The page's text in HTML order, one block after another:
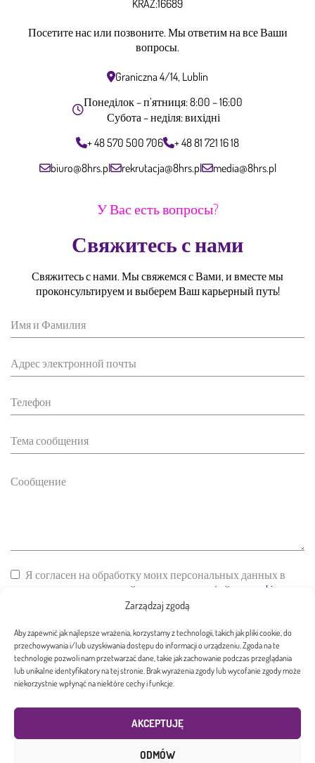
Zarządzaj zgodą
Aby zapewnić jak najlepsze wrażenia, korzystamy z technologii, takich jak pliki cookie, do
przechowywania i/lub uzyskiwania dostępu do informacji o urządzeniu. Zgoda na te
technologie pozwoli nam przetwarzać dane, takie jak zachowanie podczas przeglądania
lub unikalne identyfikatory na tej stronie. Brak wyrażenia zgody lub wycofanie zgody może
niekorzystnie wpłynąć na niektóre cechy i funkcje.
AKCEPTUJĘ
ODMÓW
KRAZ:16689
Посетите нас или позвоните. Мы ответим на все Ваши
вопросы.
Graniczna 4/14, Lublin
Понеділок – п’ятниця: 8:00 – 16:00
Субота – неділя: вихідні
+ 48 570 500 706
+ 48 81 721 16 18
biuro@8hrs.pl
rekrutacja@8hrs.pl media@8hrs.pl
У Вас есть вопросы?
Свяжитесь с нами
Свяжитесь с нами. Мы свяжемся с Вами, и вместе мы
проконсультируем и выберем Ваш карьерный путь!
Я согласен на обработку моих персональных данных в
соответствии с политикой использования файлов
cookie
ОТПРАВИТЬ СООБЩЕНИЕ